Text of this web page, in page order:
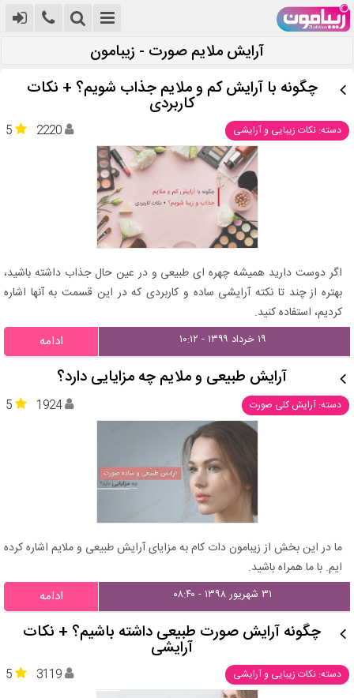
آرایش ملایم صورت - زیبامون
چگونه با آرایش کم و ملایم جذاب شویم؟ + نکات
کاربردی
دسته: نکات زیبایی و آرایشی 5 2220
اگر دوست دارید همیشه چهره ای طبیعی و در عین حال جذاب داشته باشید،
بهتره از چند تا نکته آرایشی ساده و کاربردی که در این قسمت به آنها اشاره
کردیم، استفاده کنید.
۱۹ خرداد ۱۳۹۹ - ۱۰:۱۲ ادامه
آرایش طبیعی و ملایم چه مزایایی دارد؟
دسته: آرایش کلی صورت 5 1924
ما در این بخش از زیبامون دات کام به مزایای آرایش طبیعی و ملایم اشاره کرده
ایم. با ما همراه باشید.
۳۱ شهریور ۱۳۹۸ - ۰۸:۴۰ ادامه
چگونه آرایش صورت طبیعی داشته باشیم؟ + نکات
آرایشی
دسته: نکات زیبایی و آرایشی 5 3119